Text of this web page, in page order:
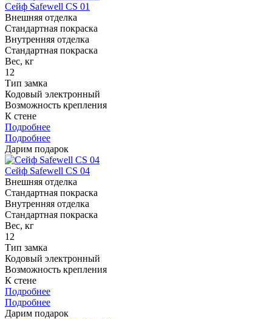
Сейф Safewell CS 01
Внешняя отделка
Стандартная покраска
Внутренняя отделка
Стандартная покраска
Вес, кг
12
Тип замка
Кодовый электронный
Возможность крепления
К стене
Подробнее
Подробнее
Дарим подарок
Сейф Safewell CS 04
Внешняя отделка
Стандартная покраска
Внутренняя отделка
Стандартная покраска
Вес, кг
12
Тип замка
Кодовый электронный
Возможность крепления
К стене
Подробнее
Подробнее
Дарим подарок